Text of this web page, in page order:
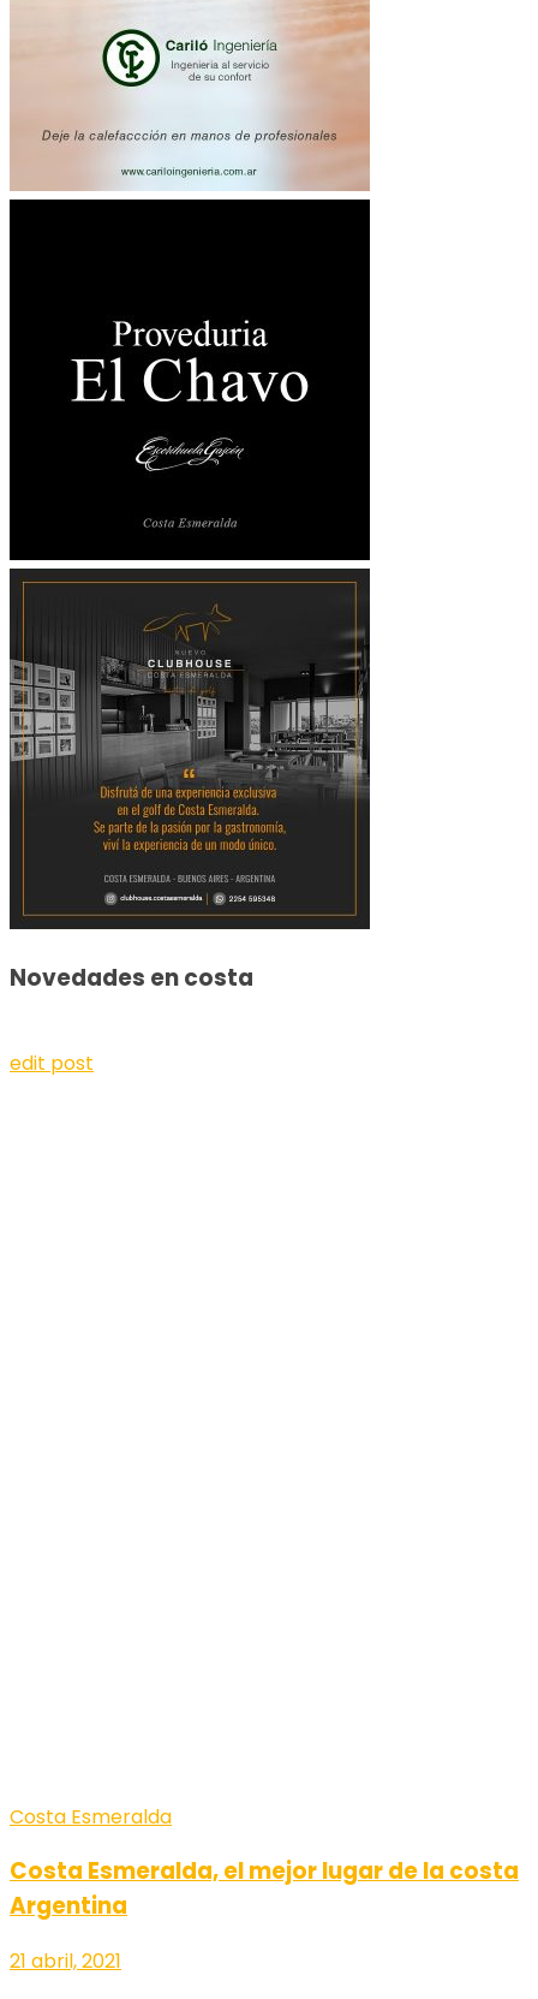
Novedades en costa
edit post
Costa Esmeralda
Costa Esmeralda, el mejor lugar de la costa
Argentina
21 abril, 2021